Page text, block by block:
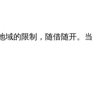
域的限制，随借随开。当